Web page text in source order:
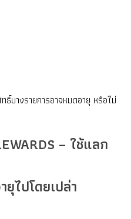
บางรายการอาจหมดอายุ หรือไม่
– ใช้แลก
ไปโดยเปล่า